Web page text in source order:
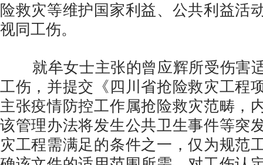
险救灾等维护国家利益、公共利益活
视同工伤。
就牟女士主张的曾应辉所受伤害
工伤，并提交《四川省抢险救灾工程
主张疫情防控工作属抢险救灾范畴，
该管理办法将发生公共卫生事件等突
灾工程需满足的条件之一，仅为规范